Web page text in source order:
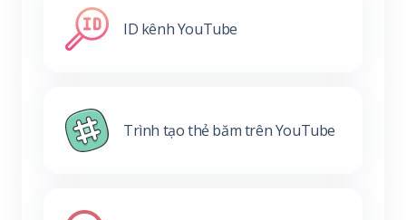
ID kênh YouTube
Trình tạo thẻ băm trên YouTube